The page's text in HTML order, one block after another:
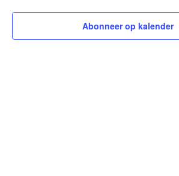
Abonneer op kalender